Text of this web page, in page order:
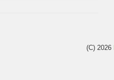
(C) 2026